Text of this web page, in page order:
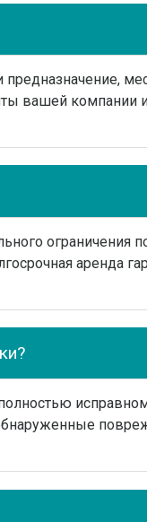
вашей компании
ограничения
аренда